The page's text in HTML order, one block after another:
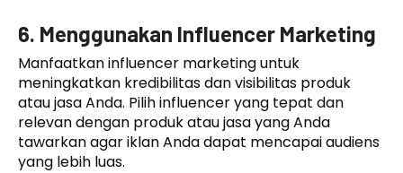
6. Menggunakan Influencer Marketing
Manfaatkan influencer marketing untuk
meningkatkan kredibilitas dan visibilitas produk
atau jasa Anda. Pilih influencer yang tepat dan
relevan dengan produk atau jasa yang Anda
tawarkan agar iklan Anda dapat mencapai audiens
yang lebih luas.